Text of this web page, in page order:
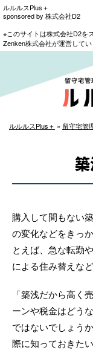
ルルルスPlus＋
sponsored by 株式会社D2
※このサイトは株式会社D2を
Zenken株式会社が運営してい
ルルルスPlus＋ » 留守宅管
購入して間もない
の変化などをきっ
とえば、急な転勤
による住み替えなど
「築浅だから高く
ーンや税金はどう
ではないでしょう
際に知っておきた